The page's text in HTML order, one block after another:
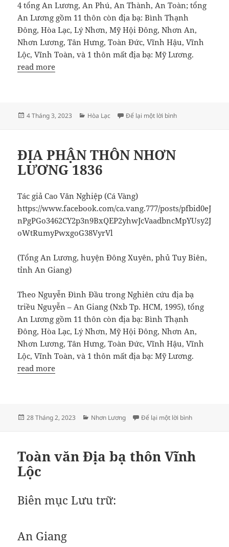
4 tổng An Lương, An Phú, An Thành, An Toàn; tổng
An Lương gồm 11 thôn còn địa bạ: Bình Thạnh
Đông, Hòa Lạc, Lý Nhơn, Mỹ Hội Đông, Nhơn An,
Nhơn Lương, Tân Hưng, Toàn Đức, Vĩnh Hậu, Vĩnh
Lộc, Vĩnh Toàn, và 1 thôn mất địa bạ: Mỹ Lương.
read more
Đăng
4 Tháng 3, 2023
Danh
Hòa Lạc Để lại một lời bìnhở ĐỊA PHẬN
ĐỊA PHẬN THÔN NHƠN
LƯƠNG 1836
Tác giả Cao Văn Nghiệp (Cá Vàng)
https://www.facebook.com/ca.vang.777/posts/pfbid0eJ
nPgPGo3462CY2p3n9BxQEP2yhwJcVaadbncMpYUsy2J
oWtRumyPwxgoG38VyrVl
(Tổng An Lương, huyện Đông Xuyên, phủ Tuy Biên,
tỉnh An Giang)
Theo Nguyễn Đình Đầu trong Nghiên cứu địa bạ
triều Nguyễn – An Giang (Nxb Tp. HCM, 1995), tổng
An Lương gồm 11 thôn còn địa bạ: Bình Thạnh
Đông, Hòa Lạc, Lý Nhơn, Mỹ Hội Đông, Nhơn An,
Nhơn Lương, Tân Hưng, Toàn Đức, Vĩnh Hậu, Vĩnh
Lộc, Vĩnh Toàn, và 1 thôn mất địa bạ: Mỹ Lương.
read more
Đăng
28 Tháng 2, 2023
Danh
Nhơn Lương Để lại một lời bìnhở ĐỊA PHẬN
Toàn văn Địa bạ thôn Vĩnh
Lộc
Biên mục Lưu trữ:
An Giang